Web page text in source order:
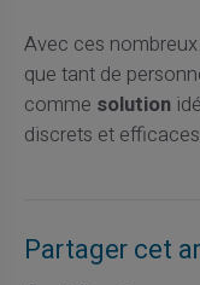
Avec ces
que tant de
comme solution
discrets et
Partager cet